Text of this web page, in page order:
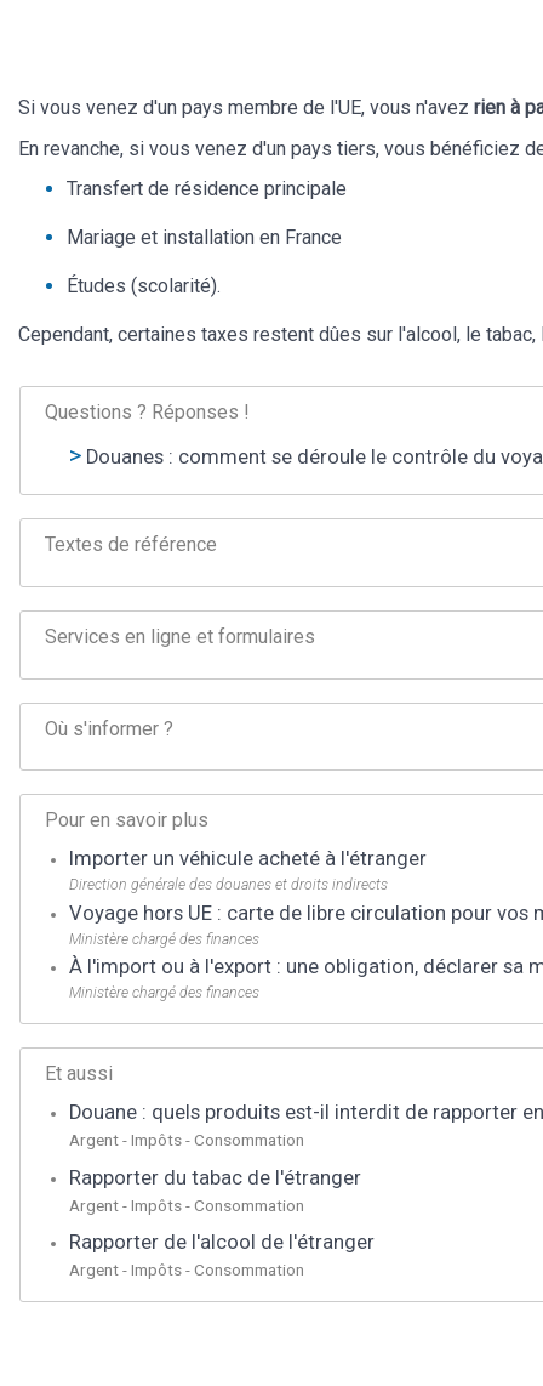
Si vous venez d'un pays membre de l'UE, vous n'avez rien à
En revanche, si vous venez d'un pays tiers, vous bénéficiez
Transfert de résidence principale
Mariage et installation en France
Études (scolarité).
Cependant, certaines taxes restent dûes sur l'alcool, le
Questions ? Réponses !
Douanes : comment se déroule le contrôle du
Textes de référence
Services en ligne et formulaires
Où s'informer ?
Pour en savoir plus
Importer un véhicule acheté à l'étranger
Direction générale des douanes et droits indirects
Voyage hors UE : carte de libre circulation pour vos
Ministère chargé des finances
À l'import ou à l'export : une obligation, déclarer sa
Ministère chargé des finances
Et aussi
Douane : quels produits est-il interdit de rapporter
Argent - Impôts - Consommation
Rapporter du tabac de l'étranger
Argent - Impôts - Consommation
Rapporter de l'alcool de l'étranger
Argent - Impôts - Consommation